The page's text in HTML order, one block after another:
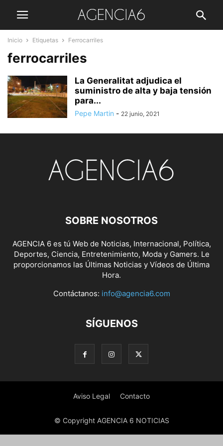
Inicio Etiquetas Ferrocarriles
ferrocarriles
La Generalitat adjudica el
suministro de alta y baja tensión
para...
Pepe Martin - 22 junio, 2021
SOBRE NOSOTROS
AGENCIA 6 es tú Web de Noticias, Internacional, Política,
Deportes, Ciencia, Entretenimiento, Moda y Gamers. Le
proporcionamos las Últimas Noticias y Vídeos de Última
Hora.
Contáctanos: info@agencia6.com
SÍGUENOS
Aviso Legal Contacto
© Copyright AGENCIA 6 NOTICIAS